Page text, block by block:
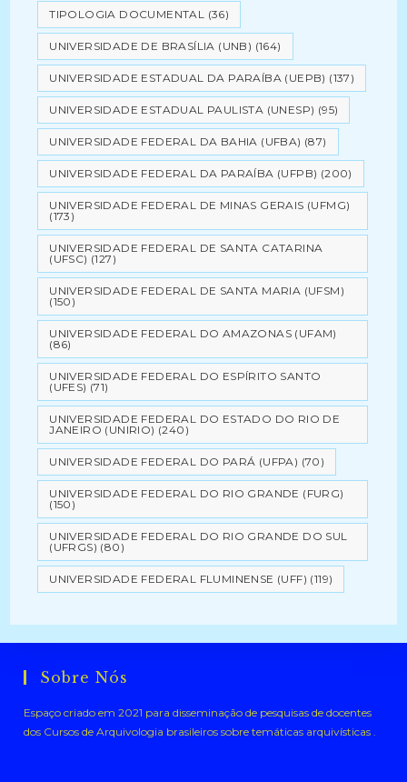
TIPOLOGIA DOCUMENTAL (36)
UNIVERSIDADE DE BRASÍLIA (UNB) (164)
UNIVERSIDADE ESTADUAL DA PARAÍBA (UEPB) (137)
UNIVERSIDADE ESTADUAL PAULISTA (UNESP) (95)
UNIVERSIDADE FEDERAL DA BAHIA (UFBA) (87)
UNIVERSIDADE FEDERAL DA PARAÍBA (UFPB) (200)
UNIVERSIDADE FEDERAL DE MINAS GERAIS (UFMG)
(173)
UNIVERSIDADE FEDERAL DE SANTA CATARINA
(UFSC) (127)
UNIVERSIDADE FEDERAL DE SANTA MARIA (UFSM)
(150)
UNIVERSIDADE FEDERAL DO AMAZONAS (UFAM)
(86)
UNIVERSIDADE FEDERAL DO ESPÍRITO SANTO
(UFES) (71)
UNIVERSIDADE FEDERAL DO ESTADO DO RIO DE
JANEIRO (UNIRIO) (240)
UNIVERSIDADE FEDERAL DO PARÁ (UFPA) (70)
UNIVERSIDADE FEDERAL DO RIO GRANDE (FURG)
(150)
UNIVERSIDADE FEDERAL DO RIO GRANDE DO SUL
(UFRGS) (80)
UNIVERSIDADE FEDERAL FLUMINENSE (UFF) (119)
Sobre Nós
Espaço criado em 2021 para disseminação de pesquisas de docentes
dos Cursos de Arquivologia brasileiros sobre temáticas arquivísticas .